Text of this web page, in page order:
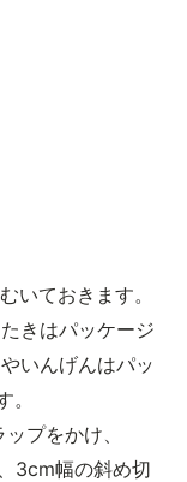
いておきます。
きはパッケージ
いんげんはパッ
プをかけ、
3cm幅の斜め切